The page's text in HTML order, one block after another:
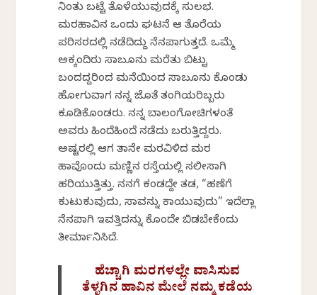
ನಿಂತು ಬಟ್ಟೆ ತೊಳೆಯುವುದಕ್ಕೆ ಸುಲಭ.
ಮರಹಾವಿನ ಒಂದು ಘಟನೆ ಆ ತೊರೆಯ
ಪರಿಸರದಲ್ಲಿ ನಡೆದಿದ್ದು ನೆನಪಾಗುತ್ತದೆ. ಒಮ್ಮೆ
ಅಕ್ಕಂದಿರು ಸಾಬೂನು ಮರೆತು ಬಿಟ್ಟು
ಬಂದದ್ದರಿಂದ ಮನೆಯಿಂದ ಸಾಬೂನು ಕೊಂಡು
ಹೋಗುವಾಗ ನನ್ನ ಜೊತೆ ತಂಗಿಯರಿಬ್ಬರು
ಕೂಡಿಕೊಂಡರು. ನನ್ನ ಬಾಲಂಗೋಚಿಗಳಂತೆ
ಅವರು ಹಿಂದೆಹಿಂದೆ ನಡೆದು ಬರುತ್ತಿದ್ದರು.
ಅಷ್ಟರಲ್ಲಿ ಆಗ ತಾನೇ ಮರವಿಳಿದ ಮರ
ಹಾವೊಂದು ಮಣ್ಣಿನ ರಸ್ತೆಯಲ್ಲಿ ಸಲೀಸಾಗಿ
ಹರಿಯುತ್ತಿತ್ತು. ನನಗೆ ಕಂಡದ್ದೇ ತಡ, “ಹಣೆಗೆ
ಕುಟುಕುವುದು, ಸಾವನ್ನು ಕಾಯುವುದು” ಇದೆಲ್ಲಾ
ನೆನಪಾಗಿ ಇವತ್ತಿದನ್ನು ಕೊಂದೇ ಬಿಡಬೇಕೆಂದು
ತೀರ್ಮಾನಿಸಿದೆ.
ಹೆಚ್ಚಾಗಿ ಮರಗಳಲ್ಲೇ ವಾಸಿಸುವ
ತೆಳ್ಳಗಿನ ಹಾವಿನ ಮೇಲೆ ನಮ್ಮ ಕಡೆಯ